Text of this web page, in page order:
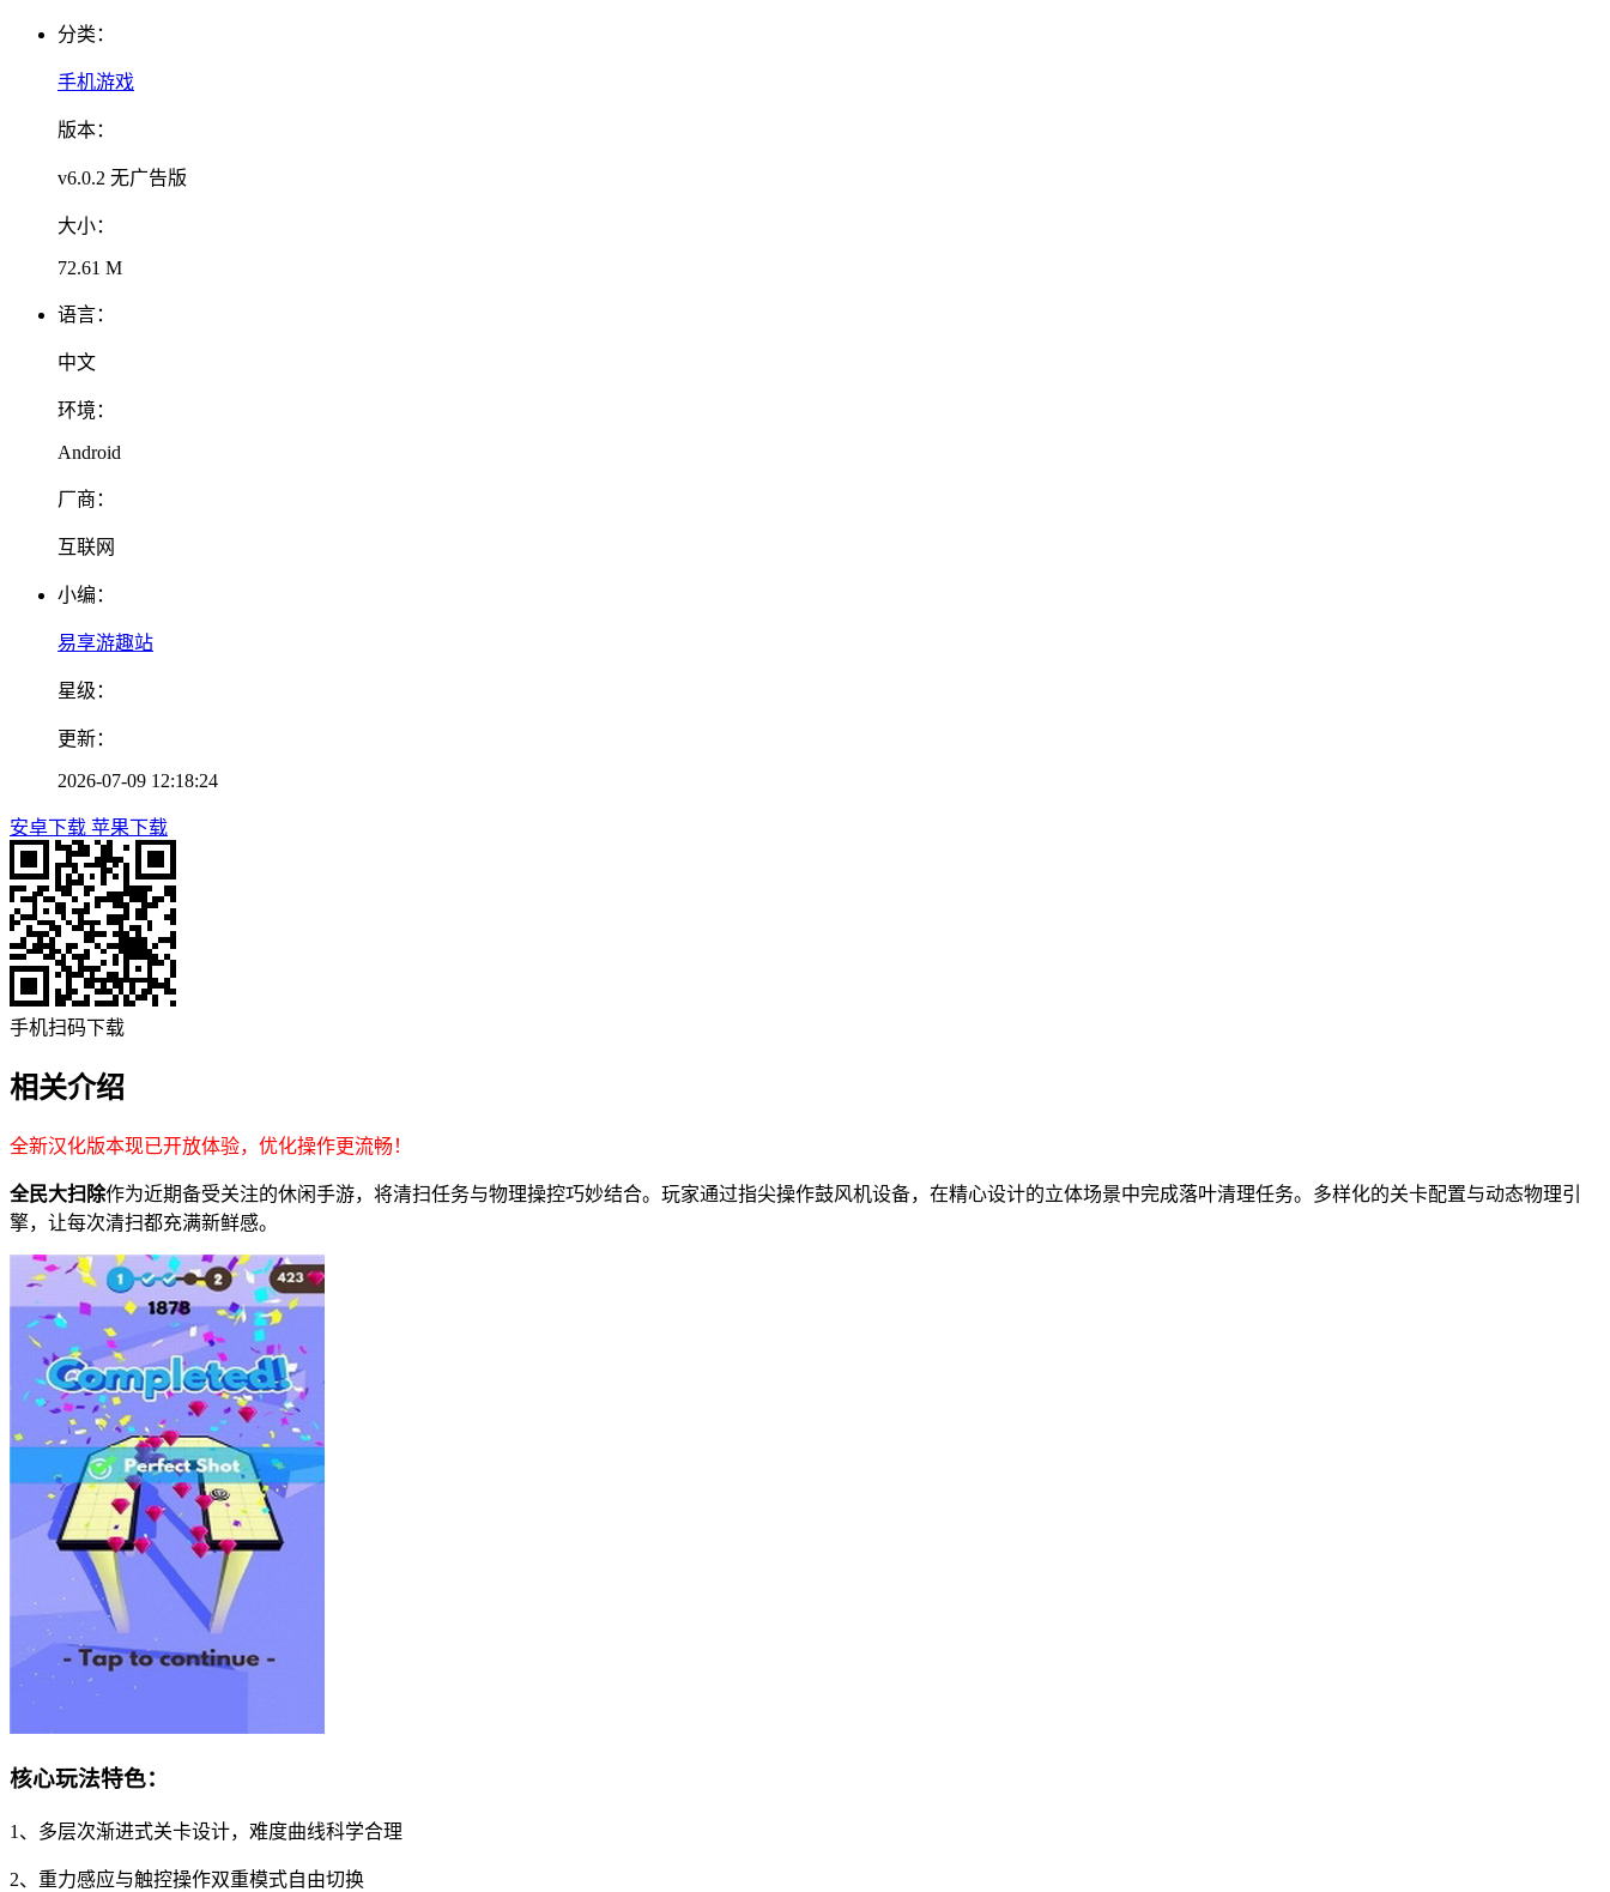
分类：
手机游戏
版本：
v6.0.2 无广告版
大小：
72.61 M
语言：
中文
环境：
Android
厂商：
互联网
小编：
易享游趣站
星级：
更新：
2026-07-09 12:18:24
安卓下载 苹果下载
手机扫码下载
相关介绍
全新汉化版本现已开放体验，优化操作更流畅！
全民大扫除作为近期备受关注的休闲手游，将清扫任务与物理操控巧妙结合。玩家通过指尖操作鼓风机设备，在精心设计的立体场景中完成落叶清理任务。多样化的关卡配置与动态物理引
擎，让每次清扫都充满新鲜感。
核心玩法特色：
1、多层次渐进式关卡设计，难度曲线科学合理
2、重力感应与触控操作双重模式自由切换